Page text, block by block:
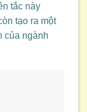
tắc này
tạo ra một
của ngành